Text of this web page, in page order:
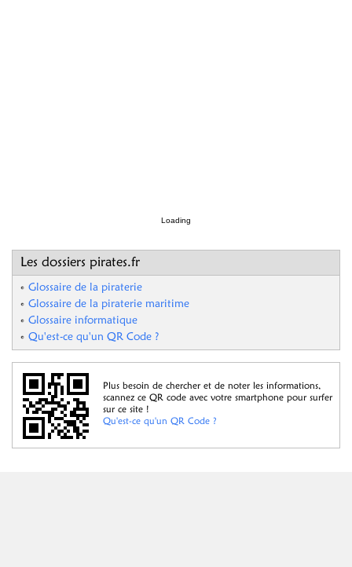
Loading
Les dossiers pirates.fr
Glossaire de la piraterie
Glossaire de la piraterie maritime
Glossaire informatique
Qu'est-ce qu'un QR Code ?
Plus besoin de chercher et de noter les informations,
scannez ce QR code avec votre smartphone pour surfer
sur ce site !
Qu'est-ce qu'un QR Code ?